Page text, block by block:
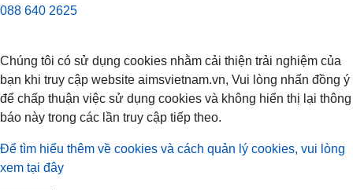
088 640 2625
Chúng tôi có sử dụng cookies nhằm cải thiện trải nghiệm của
bạn khi truy cập website aimsvietnam.vn, Vui lòng nhấn đồng ý
để chấp thuận việc sử dụng cookies và không hiển thị lại thông
báo này trong các lần truy cập tiếp theo.
Để tìm hiểu thêm về cookies và cách quản lý cookies, vui lòng
xem tại đây